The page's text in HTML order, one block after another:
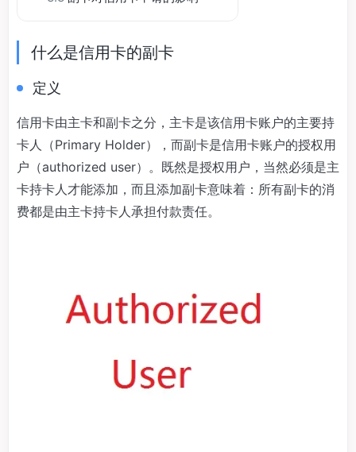
什么是信用卡的副卡
定义
信用卡由主卡和副卡之分，主卡是该信用卡账户的主要持
卡人（Primary Holder），而副卡是信用卡账户的授权用
户（authorized user）。既然是授权用户，当然必须是主
卡持卡人才能添加，而且添加副卡意味着：所有副卡的消
费都是由主卡持卡人承担付款责任。